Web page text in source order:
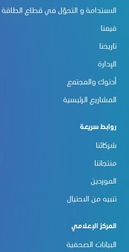
الاستدامة و التحوّل في قطاع الطاقة
قيمنا
تاريخنا
الإدارة
أدنوك والمجتمع
المشاريع الرئيسية
روابط سريعة
شركائنا
منتجاتنا
الموردين
تنبيه من الاحتيال
المركز الإعلامي
البيانات الصحفية